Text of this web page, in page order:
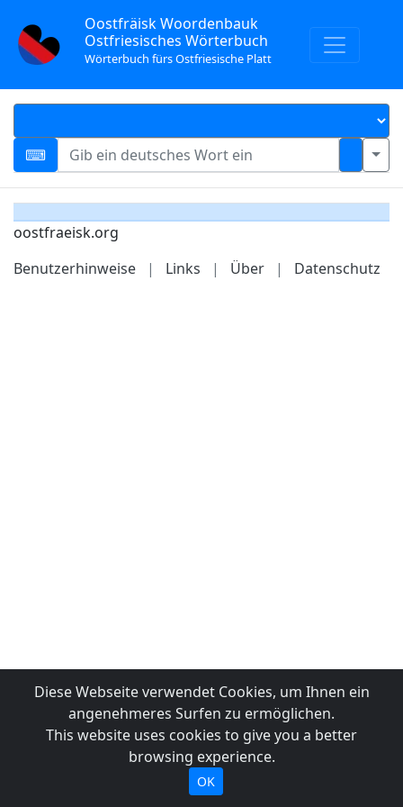
Oostfräisk Woordenbauk
Ostfriesisches Wörterbuch
Wörterbuch fürs Ostfriesische Platt
oostfraeisk.org
Benutzerhinweise
| Links | Über | Datenschutz
Diese Webseite verwendet Cookies, um Ihnen ein
angenehmeres Surfen zu ermöglichen.
This website uses cookies to give you a better
browsing experience.
OK